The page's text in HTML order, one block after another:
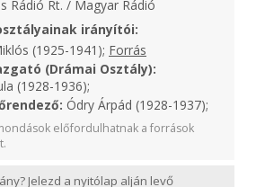
Rádió Rt. / Magyar Rádió
irányítói:
(1925-1941); Forrás
(Drámai Osztály):
(1928-1936);
Ódry Árpád (1928-1937);
előfordulhatnak a források
Jelezd a nyitólap alján levő